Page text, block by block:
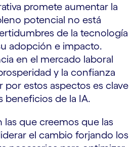
promete aumentar la
potencial no está
de la tecnología
adopción e impacto.
en el mercado laboral
y la confianza
por estos aspectos es clave
beneficios de la IA.
las que creemos que las
el cambio forjando los